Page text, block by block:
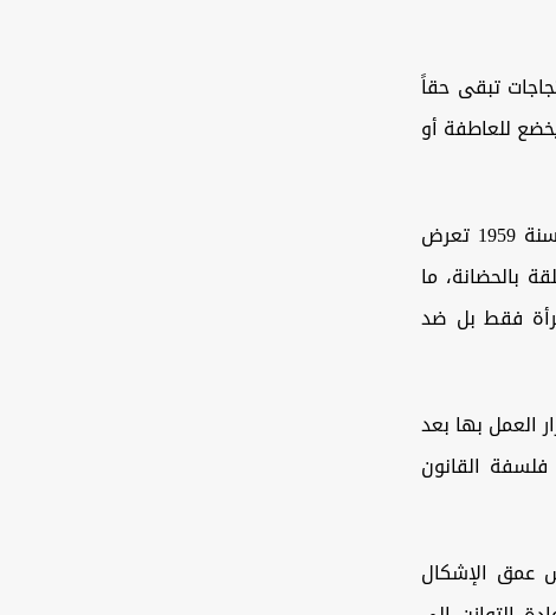
تبقى حقاً
للعاطفة أو
ويضيف الشبيبي لوكالة شفق نيوز، أن قانون الأحوال الشخصية رقم 188 لسنة 1959 تعرض
توازنه التشريعي، لا سيما في المادة 57 المتعلقة بالحضانة، ما
فقط بل ضد
العمل بها بعد
القانون
عمق الإشكال